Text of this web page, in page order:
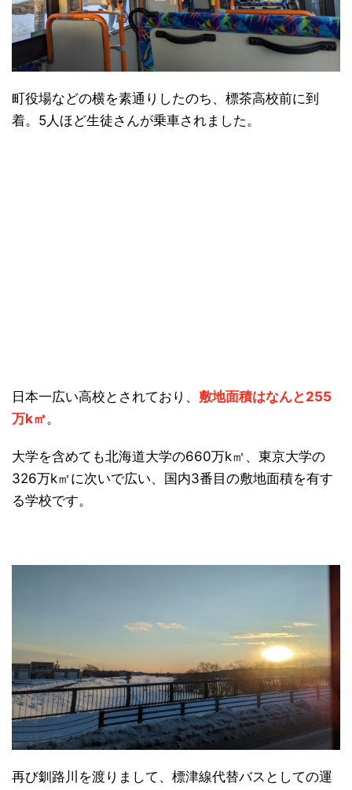
町役場などの横を素通りしたのち、標茶高校前に到
着。5人ほど生徒さんが乗車されました。
日本一広い高校とされており、 敷地面積はなんと255
万k㎡。
大学を含めても北海道大学の660万k㎡、東京大学の
326万k㎡に次いで広い、国内3番目の敷地面積を有す
る学校です。
再び釧路川を渡りまして、標津線代替バスとしての運